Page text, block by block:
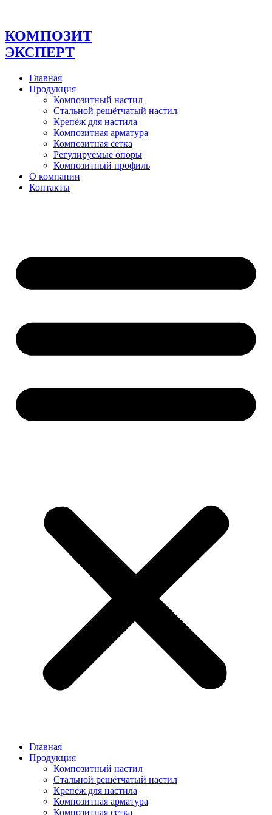
содержимому
КОМПОЗИТ
ЭКСПЕРТ
Главная
Продукция
Композитный настил
Стальной решётчатый настил
Крепёж для настила
Композитная арматура
Композитная сетка
Регулируемые опоры
Композитный профиль
О компании
Контакты
Главная
Продукция
Композитный настил
Стальной решётчатый настил
Крепёж для настила
Композитная арматура
Композитная сетка